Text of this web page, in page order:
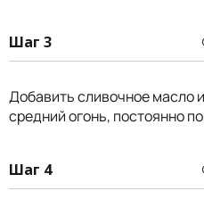
Шаг 3
Добавить сливочное масло
средний огонь, постоянно
Шаг 4